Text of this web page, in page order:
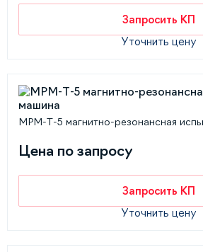
Запросить КП
Уточнить цену
MPM-Т-5 магнитно-резонансная
Цена по запросу
Запросить КП
Уточнить цену